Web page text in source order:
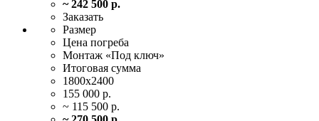
~ 242 500 р.
Заказать
Размер
Цена погреба
Монтаж «Под ключ»
Итоговая сумма
1800х2400
155 000 р.
~ 115 500 р.